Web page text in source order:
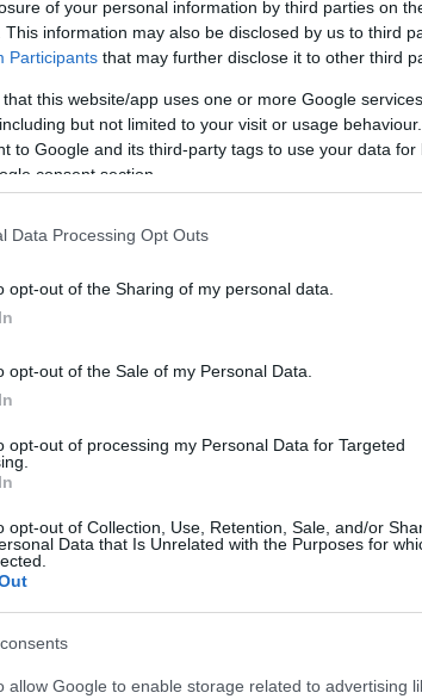
of your personal information by third parties on
This information may also be disclosed by us to third
Participants that may further disclose it to other third
that this website/app uses one or more Google
but not limited to your visit or usage
to Google and its third-party tags to use your data
consent section.
Data Processing Opt Outs
opt-out of the Sharing of my personal data.
opt-out of the Sale of my Personal Data.
opt-out of processing my Personal Data for Targeted
opt-out of Collection, Use, Retention, Sale, and/or
Data that Is Unrelated with the Purposes for
allow Google to enable storage related to advertising
le entrate e le spese. Suddividere le spese in
spese variabili
(divertimenti, cibo), permette di
strumenti digitali o semplici fogli di calcolo